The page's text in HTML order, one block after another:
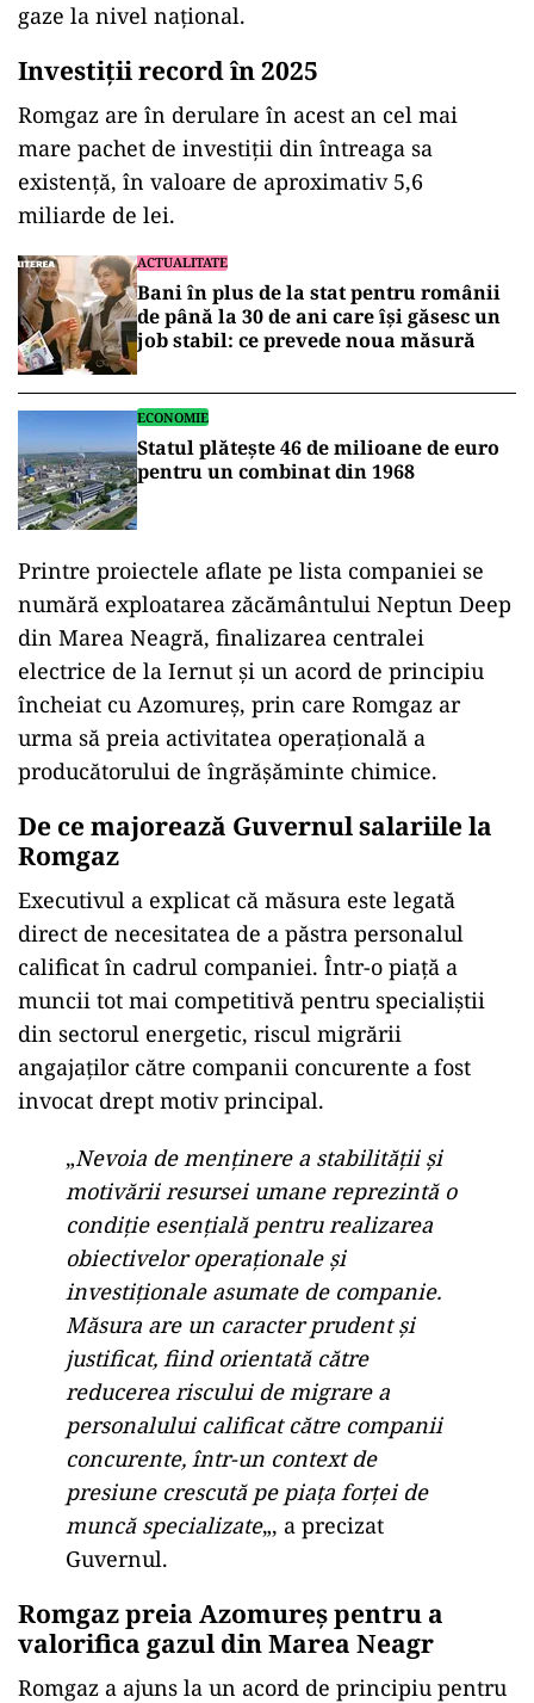
gaze la nivel național.
Investiții record în 2025
Romgaz are în derulare în acest an cel mai
mare pachet de investiții din întreaga sa
existență, în valoare de aproximativ 5,6
miliarde de lei.
ACTUALITATE
Bani în plus de la stat pentru românii
de până la 30 de ani care își găsesc un
job stabil: ce prevede noua măsură
ECONOMIE
Statul plătește 46 de milioane de euro
pentru un combinat din 1968
Printre proiectele aflate pe lista companiei se
numără exploatarea zăcământului Neptun Deep
din Marea Neagră, finalizarea centralei
electrice de la Iernut și un acord de principiu
încheiat cu Azomureș, prin care Romgaz ar
urma să preia activitatea operațională a
producătorului de îngrășăminte chimice.
De ce majorează Guvernul salariile la
Romgaz
Executivul a explicat că măsura este legată
direct de necesitatea de a păstra personalul
calificat în cadrul companiei. Într-o piață a
muncii tot mai competitivă pentru specialiștii
din sectorul energetic, riscul migrării
angajaților către companii concurente a fost
invocat drept motiv principal.
„Nevoia de menţinere a stabilităţii şi
motivării resursei umane reprezintă o
condiţie esenţială pentru realizarea
obiectivelor operaţionale şi
investiţionale asumate de companie.
Măsura are un caracter prudent şi
justificat, fiind orientată către
reducerea riscului de migrare a
personalului calificat către companii
concurente, într-un context de
presiune crescută pe piaţa forţei de
muncă specializate„, a precizat
Guvernul.
Romgaz preia Azomureș pentru a
valorifica gazul din Marea Neagr
Romgaz a ajuns la un acord de principiu pentru